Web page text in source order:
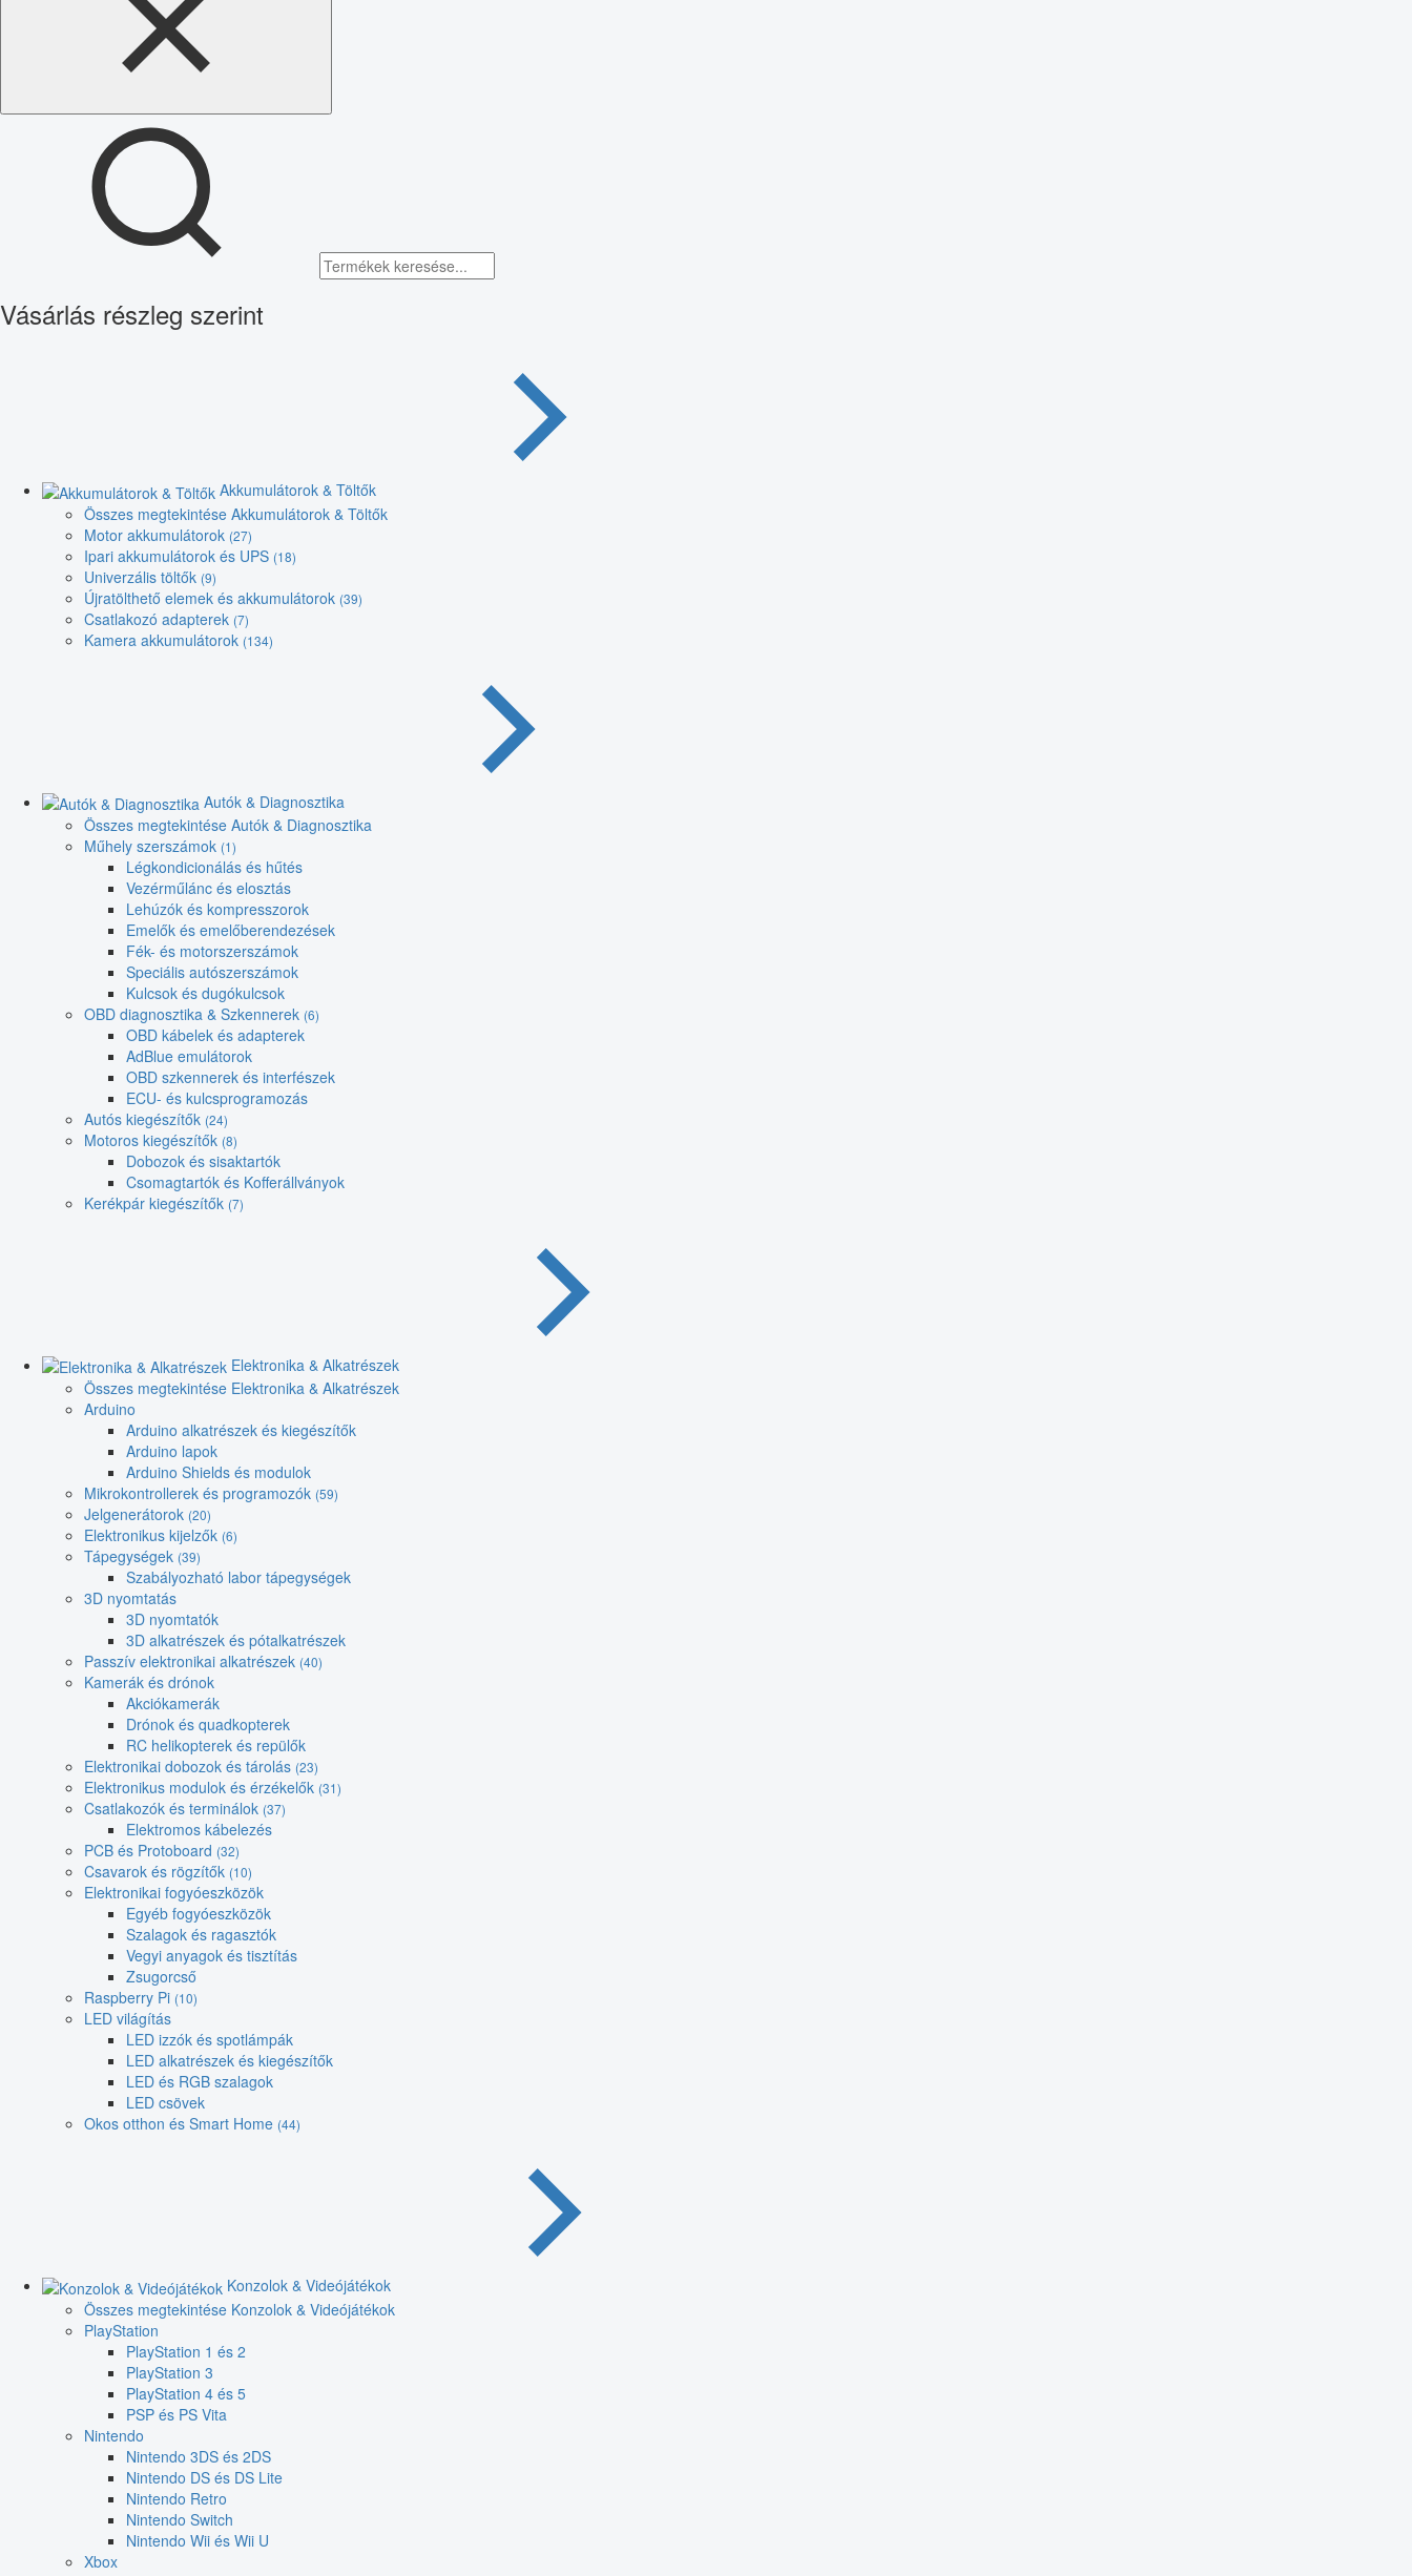
Vásárlás részleg szerint
Akkumulátorok & Töltők
Összes megtekintése Akkumulátorok & Töltők
Motor akkumulátorok (27)
Ipari akkumulátorok és UPS (18)
Univerzális töltők (9)
Újratölthető elemek és akkumulátorok (39)
Csatlakozó adapterek (7)
Kamera akkumulátorok (134)
Autók & Diagnosztika
Összes megtekintése Autók & Diagnosztika
Műhely szerszámok (1)
Légkondicionálás és hűtés
Vezérműlánc és elosztás
Lehúzók és kompresszorok
Emelők és emelőberendezések
Fék- és motorszerszámok
Speciális autószerszámok
Kulcsok és dugókulcsok
OBD diagnosztika & Szkennerek (6)
OBD kábelek és adapterek
AdBlue emulátorok
OBD szkennerek és interfészek
ECU- és kulcsprogramozás
Autós kiegészítők (24)
Motoros kiegészítők (8)
Dobozok és sisaktartók
Csomagtartók és Kofferállványok
Kerékpár kiegészítők (7)
Elektronika & Alkatrészek
Összes megtekintése Elektronika & Alkatrészek
Arduino
Arduino alkatrészek és kiegészítők
Arduino lapok
Arduino Shields és modulok
Mikrokontrollerek és programozók (59)
Jelgenerátorok (20)
Elektronikus kijelzők (6)
Tápegységek (39)
Szabályozható labor tápegységek
3D nyomtatás
3D nyomtatók
3D alkatrészek és pótalkatrészek
Passzív elektronikai alkatrészek (40)
Kamerák és drónok
Akciókamerák
Drónok és quadkopterek
RC helikopterek és repülők
Elektronikai dobozok és tárolás (23)
Elektronikus modulok és érzékelők (31)
Csatlakozók és terminálok (37)
Elektromos kábelezés
PCB és Protoboard (32)
Csavarok és rögzítők (10)
Elektronikai fogyóeszközök
Egyéb fogyóeszközök
Szalagok és ragasztók
Vegyi anyagok és tisztítás
Zsugorcső
Raspberry Pi (10)
LED világítás
LED izzók és spotlámpák
LED alkatrészek és kiegészítők
LED és RGB szalagok
LED csövek
Okos otthon és Smart Home (44)
Konzolok & Videójátékok
Összes megtekintése Konzolok & Videójátékok
PlayStation
PlayStation 1 és 2
PlayStation 3
PlayStation 4 és 5
PSP és PS Vita
Nintendo
Nintendo 3DS és 2DS
Nintendo DS és DS Lite
Nintendo Retro
Nintendo Switch
Nintendo Wii és Wii U
Xbox